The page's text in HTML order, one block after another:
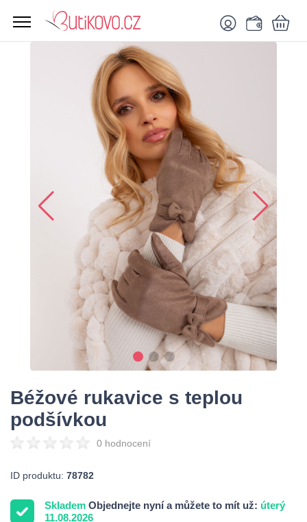
Béžové rukavice s teplou
podšívkou
0 hodnocení
ID produktu: 78782
Skladem Objednejte nyní a můžete to mít už: úterý
11.08.2026